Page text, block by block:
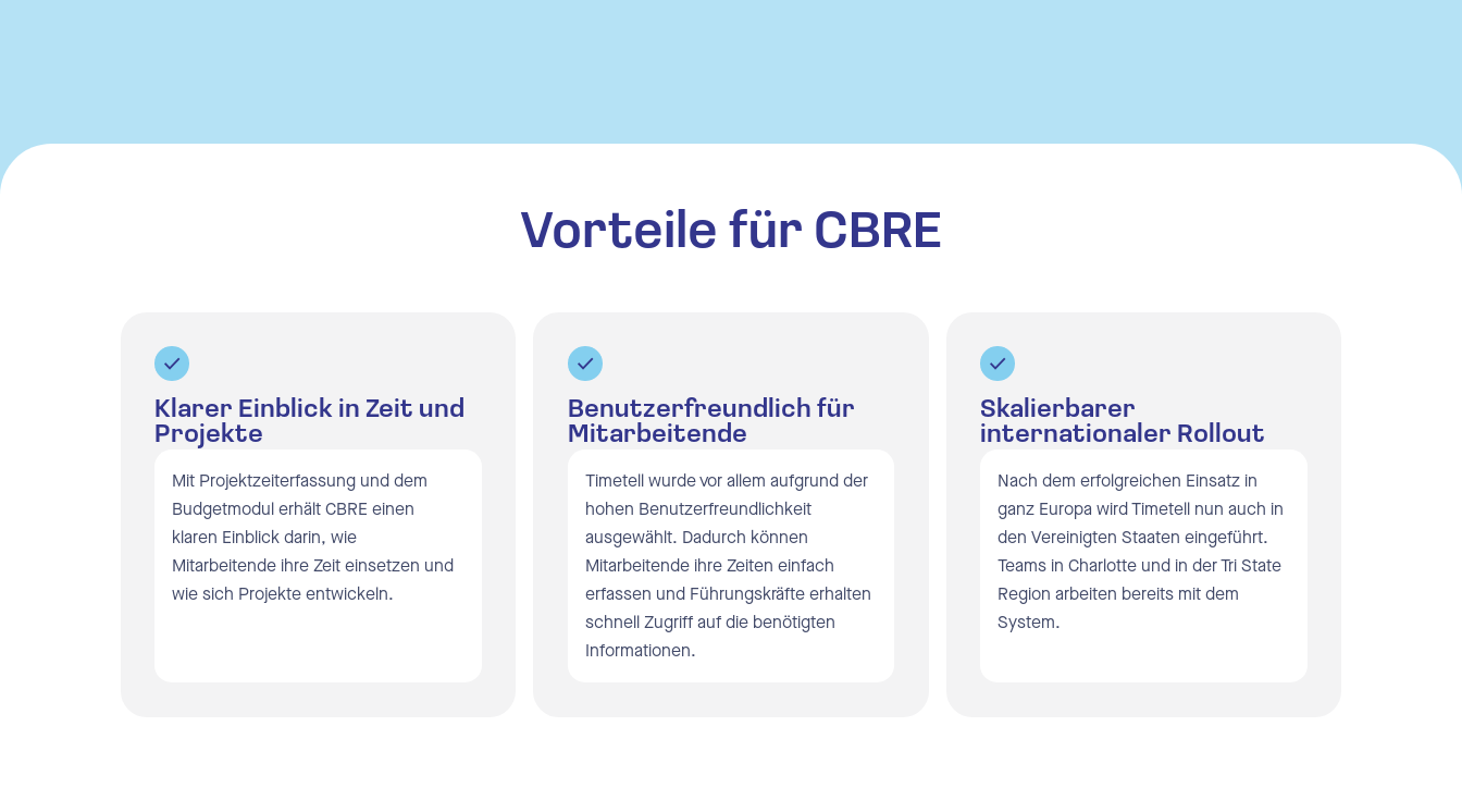
Urlaubs und Krankheitsverwaltung
E Mail Benachrichtigungen
Vorteile für CBRE
Klarer Einblick in Zeit und
Projekte
Mit Projektzeiterfassung und dem
Budgetmodul erhält CBRE einen
klaren Einblick darin, wie
Mitarbeitende ihre Zeit einsetzen und
wie sich Projekte entwickeln.
Benutzerfreundlich für
Mitarbeitende
Timetell wurde vor allem aufgrund der
hohen Benutzerfreundlichkeit
ausgewählt. Dadurch können
Mitarbeitende ihre Zeiten einfach
erfassen und Führungskräfte erhalten
schnell Zugriff auf die benötigten
Informationen.
Skalierbarer
internationaler Rollout
Nach dem erfolgreichen Einsatz in
ganz Europa wird Timetell nun auch in
den Vereinigten Staaten eingeführt.
Teams in Charlotte und in der Tri State
Region arbeiten bereits mit dem
System.